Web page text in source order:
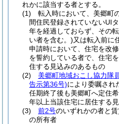
れかに該当する者とする。
(1)
転入時において、美郷町
間住民登録されていないUI
年を経過しておらず、その
い者を含む。)又は転入前に
申請時において、住宅を改
を誓約している者で、住宅
住する見込みのあるもの
(2)
美郷町地域おこし協力隊
告示第36号)により委嘱され
任期終了後も美郷町へ定住
年以上当該住宅に居住する
(3)
前2号のいずれかの者と
の所有者